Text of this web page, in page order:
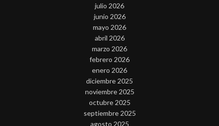
julio 2026
junio 2026
mayo 2026
abril 2026
marzo 2026
febrero 2026
enero 2026
diciembre 2025
noviembre 2025
octubre 2025
septiembre 2025
agosto 2025